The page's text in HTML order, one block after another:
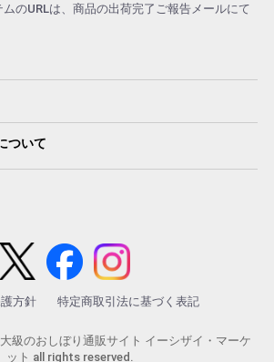
のURLは、商品の出荷完了ご報告メールにて
ついて
方針 特定商取引法に基づく表記
級のおしぼり通販サイト イーシザイ・マーケ
ット all rights reserved.